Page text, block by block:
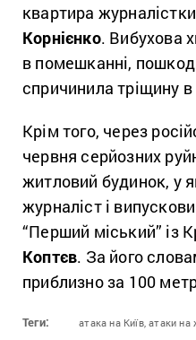
квартира
Корнієнко. Вибухова
в помешканні,
спричинила тріщину в
Крім того, через
червня серйозних
житловий будинок, у
журналіст і
“Перший міський” із
Коптєв. За його
приблизно за 100
Теги: атака на Київ, атаки на